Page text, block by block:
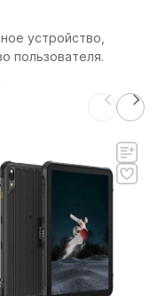
устройство,
пользователя.